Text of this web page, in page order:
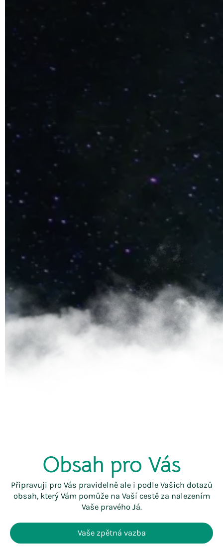
Obsah pro Vás
Připravuji pro Vás pravidelně ale i podle Vašich dotazů
obsah, který Vám pomůže na Vaší cestě za nalezením
Vaše pravého Já.
Vaše zpětná vazba